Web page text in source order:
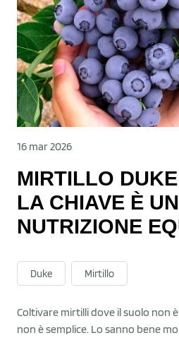
16 mar 2026
MIRTILLO
LA CHIAVE È
NUTRIZIONE
Duke Mirtillo
Coltivare mirtilli dove il suolo non
non è semplice. Lo sanno bene